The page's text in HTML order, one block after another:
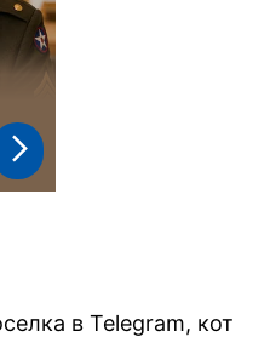
в Telegram, кот